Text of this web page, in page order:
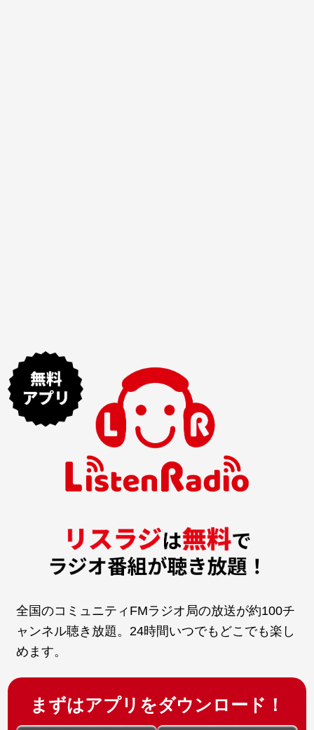
全国のコミュニティFMラジオ局の放送が約100チ
ャンネル聴き放題。24時間いつでもどこでも楽し
めます。
まずはアプリをダウンロード！